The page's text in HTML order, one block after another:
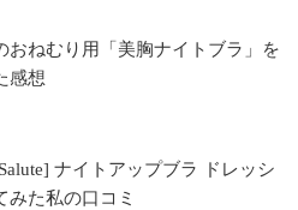
おねむり用「美胸ナイトブラ」を
感想
ナイトアップブラ ドレッシ
みた私の口コミ